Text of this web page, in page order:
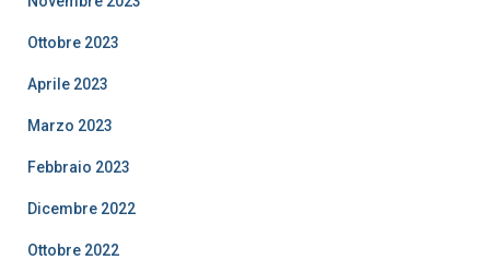
Ottobre 2023
Aprile 2023
Marzo 2023
Febbraio 2023
Dicembre 2022
Ottobre 2022